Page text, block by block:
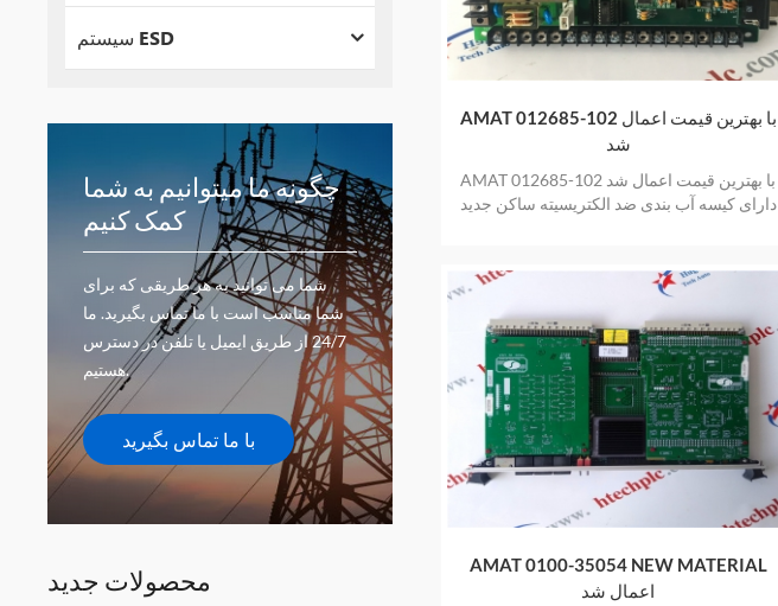
AMAT 012685-102 با بهترین قیمت اعمال
شد
AMAT 012685-102 با بهترین قیمت اعمال شد
دارای کیسه آب بندی ضد الکتریسیته ساکن جدید
AMAT 0100-35054 NEW MATERIAL
اعمال شد
سیستم ESD
چگونه ما میتوانیم به شما
کمک کنیم
شما می توانید به هر طریقی که برای
شما مناسب است با ما تماس بگیرید. ما
24/7 از طریق ایمیل یا تلفن در دسترس
هستیم.
با ما تماس بگیرید
محصولات جدید